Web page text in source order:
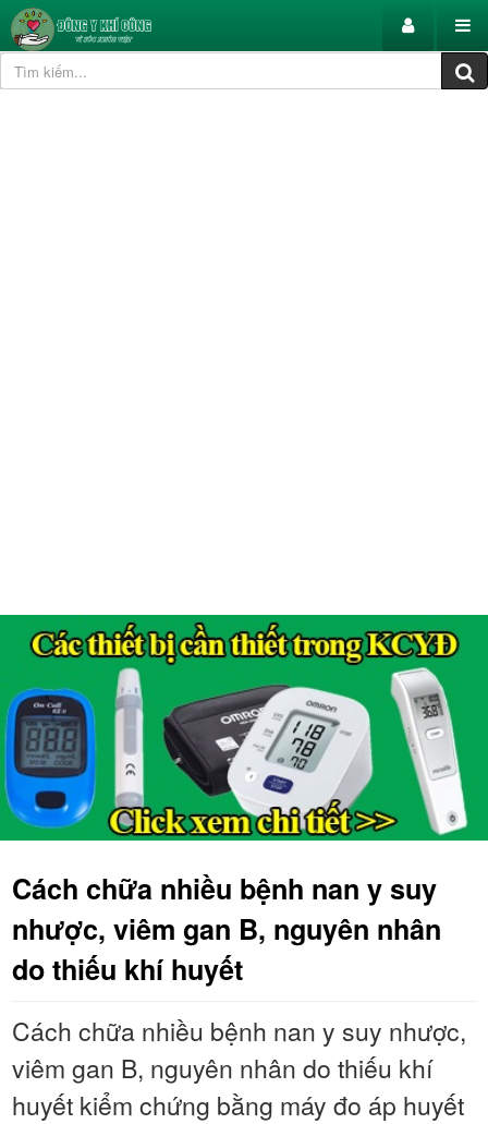
Cách chữa nhiều bệnh nan y suy
nhược, viêm gan B, nguyên nhân
do thiếu khí huyết
Cách chữa nhiều bệnh nan y suy nhược,
viêm gan B, nguyên nhân do thiếu khí
huyết kiểm chứng bằng máy đo áp huyết